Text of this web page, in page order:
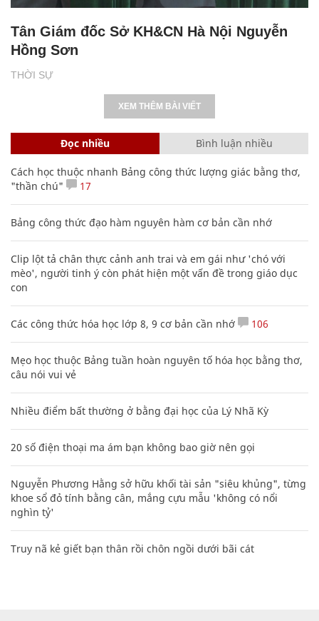
THỜI SỰ
Tân Giám đốc Sở KH&CN Hà Nội Nguyễn
Hồng Sơn
XEM THÊM BÀI VIẾT
Đọc nhiều Bình luận nhiều
Cách học thuộc nhanh Bảng công thức lượng giác bằng thơ,
"thần chú"
17
Bảng công thức đạo hàm nguyên hàm cơ bản cần nhớ
Clip lột tả chân thực cảnh anh trai và em gái như 'chó với
mèo', người tinh ý còn phát hiện một vấn đề trong giáo dục
con
Các công thức hóa học lớp 8, 9 cơ bản cần nhớ 106
Mẹo học thuộc Bảng tuần hoàn nguyên tố hóa học bằng thơ,
câu nói vui vẻ
Nhiều điểm bất thường ở bằng đại học của Lý Nhã Kỳ
20 số điện thoại ma ám bạn không bao giờ nên gọi
Nguyễn Phương Hằng sở hữu khối tài sản "siêu khủng", từng
khoe sổ đỏ tính bằng cân, mắng cựu mẫu 'không có nổi
nghìn tỷ'
Truy nã kẻ giết bạn thân rồi chôn ngồi dưới bãi cát